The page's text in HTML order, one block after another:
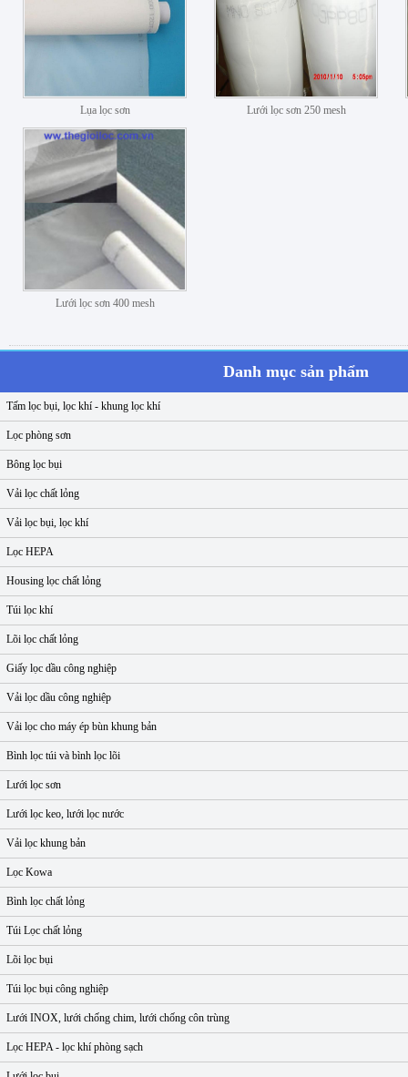
Lụa lọc sơn Lưới lọc sơn 250 mesh
Lưới lọc sơn 400 mesh
Danh mục sản phẩm
Tấm lọc bụi, lọc khí - khung lọc khí
Lọc phòng sơn
Bông lọc bụi
Vải lọc chất lỏng
Vải lọc bụi, lọc khí
Lọc HEPA
Housing lọc chất lỏng
Túi lọc khí
Lõi lọc chất lỏng
Giấy lọc dầu công nghiệp
Vải lọc dầu công nghiệp
Vải lọc cho máy ép bùn khung bản
Bình lọc túi và bình lọc lõi
Lưới lọc sơn
Lưới lọc keo, lưới lọc nước
Vải lọc khung bản
Lọc Kowa
Bình lọc chất lỏng
Túi Lọc chất lỏng
Lõi lọc bụi
Túi lọc bụi công nghiệp
Lưới INOX, lưới chống chim, lưới chống côn trùng
Lọc HEPA - lọc khí phòng sạch